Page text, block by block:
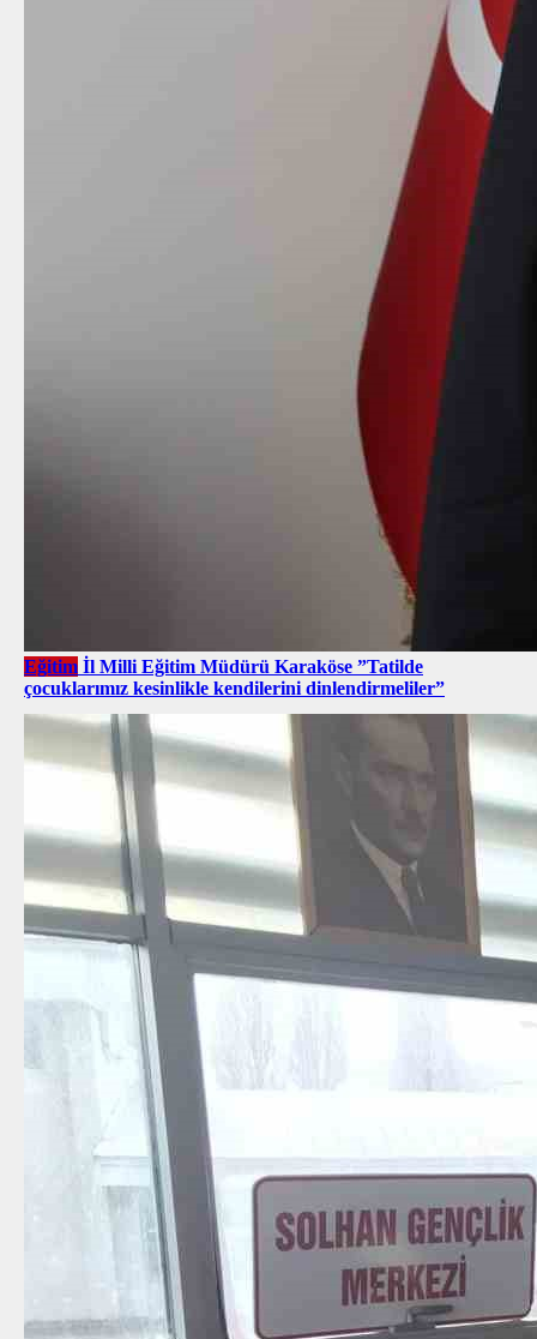
Eğitim İl Milli Eğitim Müdürü Karaköse ”Tatilde
çocuklarımız kesinlikle kendilerini dinlendirmeliler”